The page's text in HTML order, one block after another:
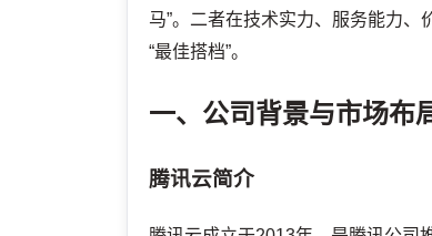
马”。二者在技术实力、服务能力
“最佳搭档”。
一、公司背景与市场布
腾讯云简介